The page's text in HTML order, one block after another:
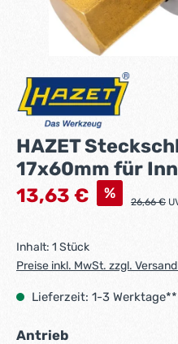
HAZET
17x60mm für
Verkaufspreis:
13,63 € % Regulärer
26,66 €
Inhalt: 1 Stück
Preise inkl. MwSt. zzgl.
Lieferzeit: 1-3 Werktage**
Antriebauswählen